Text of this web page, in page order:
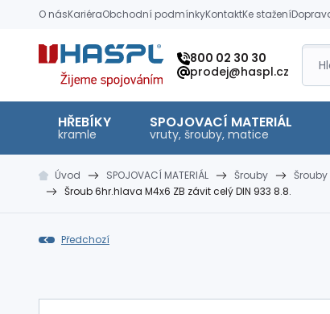
O násKariéraObchodní podmínkyKontaktKe stažení
Hašpl
800 02 30 30
prodej@haspl.cz
HŘEBÍKY
kramle
SPOJOVACÍ MATERIÁL
vruty, šrouby, matice
Úvod SPOJOVACÍ MATERIÁL Šrouby
Šroub 6hr.hlava M4x6 ZB závit celý DIN 933 8.8.
Předchozí